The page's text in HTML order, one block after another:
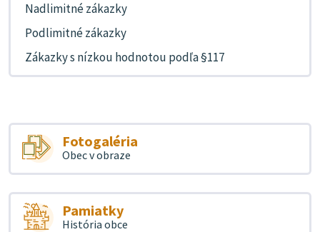
Nadlimitné zákazky
Podlimitné zákazky
Zákazky s nízkou hodnotou podľa §117
Fotogaléria
Obec v obraze
Pamiatky
História obce